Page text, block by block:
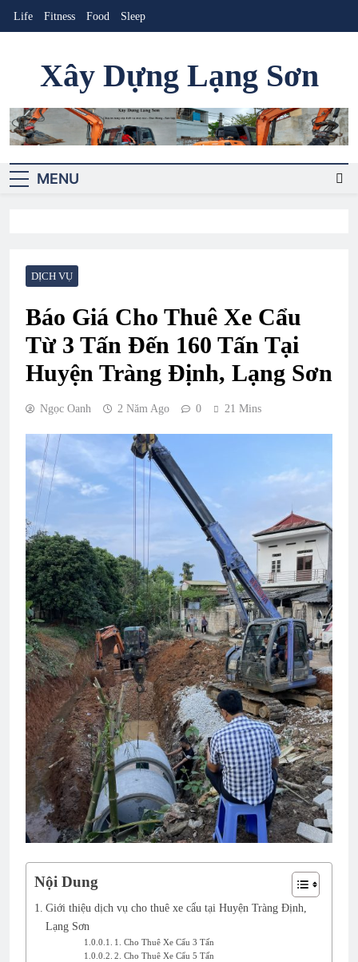
Life Fitness Food Sleep
Xây Dựng Lạng Sơn
Cung cấp sản phẩm-dịch vụ xây dựng
MENU
DỊCH VỤ
Báo Giá Cho Thuê Xe Cẩu
Từ 3 Tấn Đến 160 Tấn Tại
Huyện Tràng Định, Lạng Sơn
Ngọc Oanh 2 Năm Ago 0 21 Mins
Nội Dung
Giới thiệu dịch vụ cho thuê xe cẩu tại Huyện Tràng Định,
Lạng Sơn
1. Cho Thuê Xe Cẩu 3 Tấn
2. Cho Thuê Xe Cẩu 5 Tấn